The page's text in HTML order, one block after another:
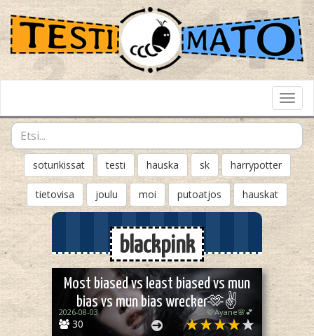
soturikissat testi hauska sk harrypotter
tietovisa joulu moi putoatjos hauskat
blackpink
Most biased vs least biased vs mun
bias vs mun bias wrecker🫶✌
30
2026-08-03 🩷Ayane🌸💕